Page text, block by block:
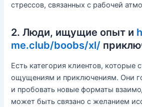
стрессов, связанных с рабочей
2. Люди, ищущие опыт и
me.club/boobs/xl/
Есть категория клиентов, которые
ощущениям и приключениям. Они
и пробовать новые форматы
может быть связано с желанием